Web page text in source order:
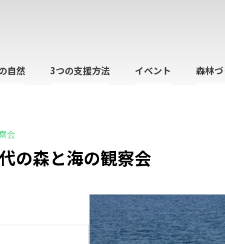
自然 3つの支援方法 イベント 森林づ
会
代の森と海の観察会